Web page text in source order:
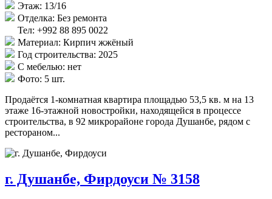
Этаж: 13/16
Отделка: Без ремонта
Тел: +992 88 895 0022
Материал: Кирпич жжёный
Год строительства: 2025
С мебелью: нет
Фото: 5 шт.
Продаётся 1-комнатная квартира площадью 53,5 кв. м на 13
этаже 16-этажной новостройки, находящейся в процессе
строительства, в 92 микрорайоне города Душанбе, рядом с
рестораном...
г. Душанбе, Фирдоуси № 3158